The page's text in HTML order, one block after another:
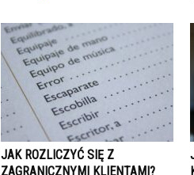
JAK ROZLICZYĆ SIĘ Z
ZAGRANICZNYMI KLIENTAMI?